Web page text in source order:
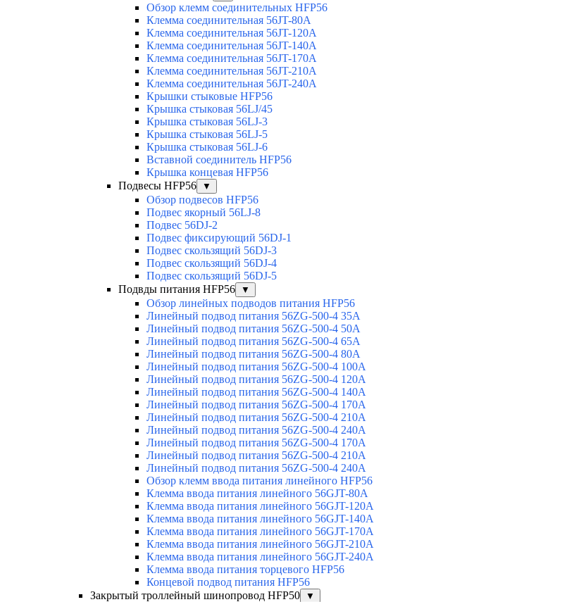
Обзор клемм соединительных HFP56
Клемма соединительная 56JT-80A
Клемма соединительная 56JT-120A
Клемма соединительная 56JT-140A
Клемма соединительная 56JT-170A
Клемма соединительная 56JT-210A
Клемма соединительная 56JT-240A
Крышки стыковые HFP56
Крышка стыковая 56LJ/45
Крышка стыковая 56LJ-3
Крышка стыковая 56LJ-5
Крышка стыковая 56LJ-6
Вставной соединитель HFP56
Крышка концевая HFP56
Подвесы HFP56
▼
Обзор подвесов HFP56
Подвес якорный 56LJ-8
Подвес 56DJ-2
Подвес фиксирующий 56DJ-1
Подвес скользящий 56DJ-3
Подвес скользящий 56DJ-4
Подвес скользящий 56DJ-5
Подвды питания HFP56
▼
Обзор линейных подводов питания HFP56
Линейный подвод питания 56ZG-500-4 35A
Линейный подвод питания 56ZG-500-4 50A
Линейный подвод питания 56ZG-500-4 65A
Линейный подвод питания 56ZG-500-4 80A
Линейный подвод питания 56ZG-500-4 100A
Линейный подвод питания 56ZG-500-4 120A
Линейный подвод питания 56ZG-500-4 140A
Линейный подвод питания 56ZG-500-4 170A
Линейный подвод питания 56ZG-500-4 210A
Линейный подвод питания 56ZG-500-4 240A
Линейный подвод питания 56ZG-500-4 170A
Линейный подвод питания 56ZG-500-4 210A
Линейный подвод питания 56ZG-500-4 240A
Обзор клемм ввода питания линейного HFP56
Клемма ввода питания линейного 56GJT-80A
Клемма ввода питания линейного 56GJT-120A
Клемма ввода питания линейного 56GJT-140A
Клемма ввода питания линейного 56GJT-170A
Клемма ввода питания линейного 56GJT-210A
Клемма ввода питания линейного 56GJT-240A
Клемма ввода питания торцевого HFP56
Концевой подвод питания HFP56
Закрытый троллейный шинопровод HFP50
▼